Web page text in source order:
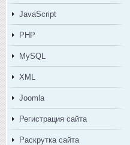
JavaScript
PHP
MySQL
XML
Joomla
Регистрация сайта
Раскрутка сайта